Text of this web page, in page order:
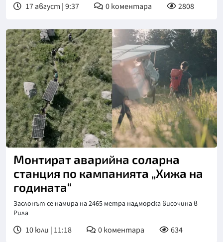
17 август | 9:37 0коментара 2808
Монтират аварийна соларна
станция по кампанията „Хижа на
годината“
Заслонът се намира на 2465 метра надморска височина в
Рила
10 юли | 11:18 0коментара 634